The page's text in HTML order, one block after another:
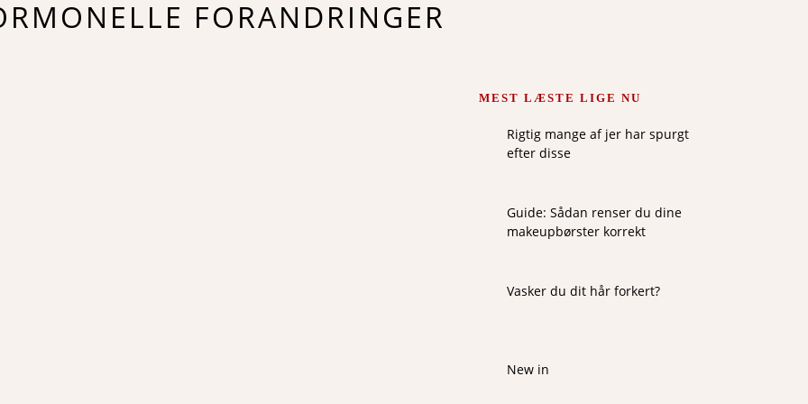
FORANDRINGER
MEST LÆSTE LIGE NU
Rigtig mange af jer har spurgt
efter disse
Guide: Sådan renser du dine
makeupbørster korrekt
Vasker du dit hår forkert?
New in